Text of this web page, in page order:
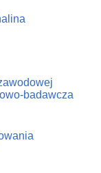
badawcza